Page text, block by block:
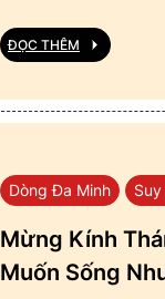
ĐỌC THÊM
Dòng Đa Minh
Mừng Kính
Muốn Sống